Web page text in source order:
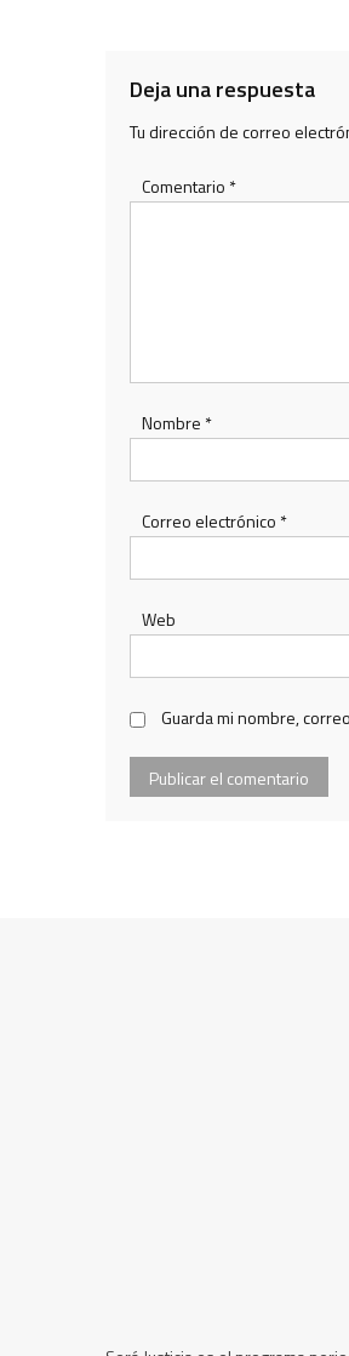
Deja una respuesta
Tu dirección de correo
Comentario *
Nombre *
Correo electrónico *
Web
Guarda mi nombre,